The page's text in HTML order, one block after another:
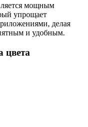
мощным
упрощает
делая
и удобным.
цвета